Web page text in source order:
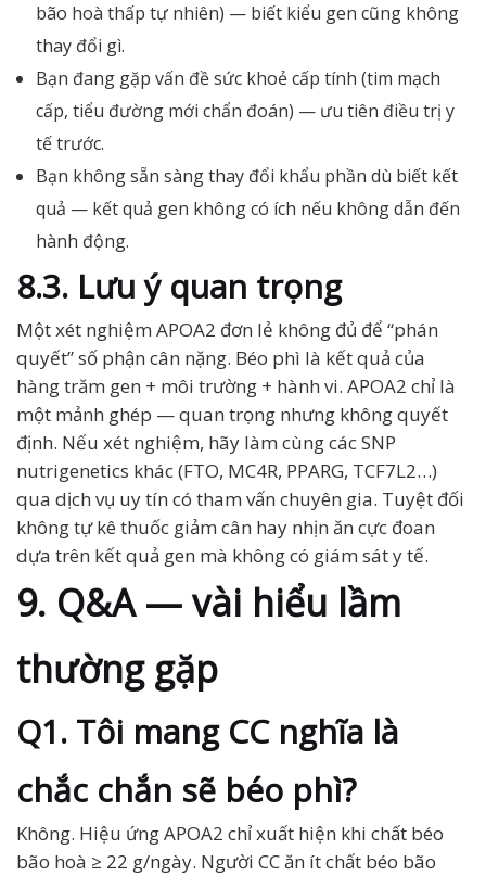
bão hoà thấp tự nhiên) — biết kiểu gen cũng không
thay đổi gì.
Bạn đang gặp vấn đề sức khoẻ cấp tính (tim mạch
cấp, tiểu đường mới chẩn đoán) — ưu tiên điều trị y
tế trước.
Bạn không sẵn sàng thay đổi khẩu phần dù biết kết
quả — kết quả gen không có ích nếu không dẫn đến
hành động.
8.3. Lưu ý quan trọng
Một xét nghiệm APOA2 đơn lẻ không đủ để “phán
quyết” số phận cân nặng. Béo phì là kết quả của
hàng trăm gen + môi trường + hành vi. APOA2 chỉ là
một mảnh ghép — quan trọng nhưng không quyết
định. Nếu xét nghiệm, hãy làm cùng các SNP
nutrigenetics khác (FTO, MC4R, PPARG, TCF7L2…)
qua dịch vụ uy tín có tham vấn chuyên gia. Tuyệt đối
không tự kê thuốc giảm cân hay nhịn ăn cực đoan
dựa trên kết quả gen mà không có giám sát y tế.
9. Q&A — vài hiểu lầm
thường gặp
Q1. Tôi mang CC nghĩa là
chắc chắn sẽ béo phì?
Không. Hiệu ứng APOA2 chỉ xuất hiện khi chất béo
bão hoà ≥ 22 g/ngày. Người CC ăn ít chất béo bão